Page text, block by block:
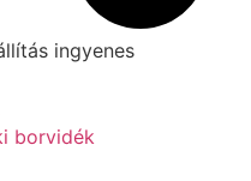
ingyenes
borvidék